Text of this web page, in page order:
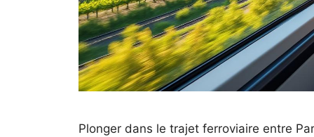
Plonger dans le trajet ferroviaire entre